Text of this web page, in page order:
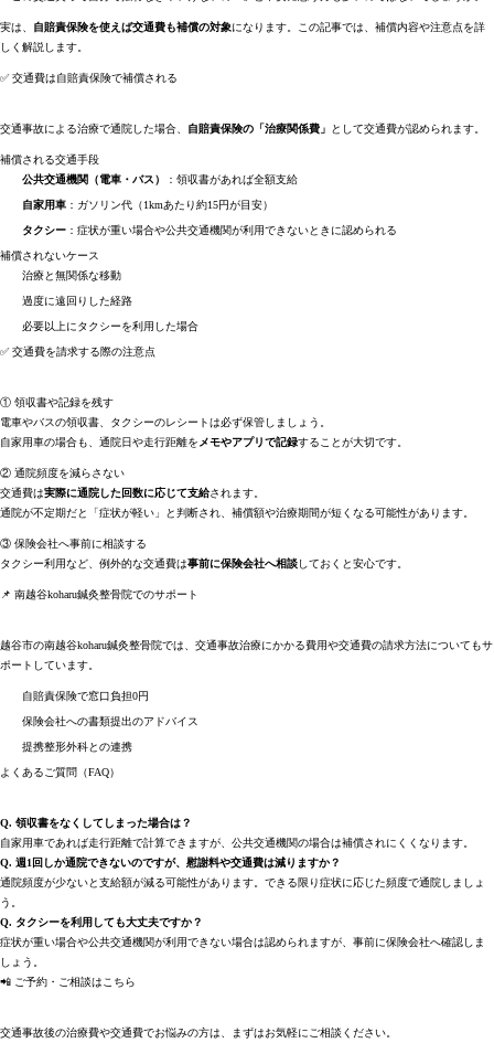
実は、 自賠責保険を使えば交通費も補償の対象になります。この記事では、補償内容や注意点を詳
しく解説します。
✅ 交通費は自賠責保険で補償される
交通事故による治療で通院した場合、 自賠責保険の「治療関係費」 として交通費が認められます。
補償される交通手段
公共交通機関（電車・バス）
：領収書があれば全額支給
自家用車 ：ガソリン代（1kmあたり約15円が目安）
タクシー ：症状が重い場合や公共交通機関が利用できないときに認められる
補償されないケース
治療と無関係な移動
過度に遠回りした経路
必要以上にタクシーを利用した場合
✅ 交通費を請求する際の注意点
① 領収書や記録を残す
電車やバスの領収書、タクシーのレシートは必ず保管しましょう。
自家用車の場合も、通院日や走行距離を メモやアプリで記録することが大切です。
② 通院頻度を減らさない
交通費は実際に通院した回数に応じて支給されます。
通院が不定期だと「症状が軽い」と判断され、補償額や治療期間が短くなる可能性があります。
③ 保険会社へ事前に相談する
タクシー利用など、例外的な交通費は事前に保険会社へ相談しておくと安心です。
📌 南越谷koharu鍼灸整骨院でのサポート
越谷市の南越谷koharu鍼灸整骨院では、交通事故治療にかかる費用や交通費の請求方法についてもサ
ポートしています。
自賠責保険で窓口負担0円
保険会社への書類提出のアドバイス
提携整形外科との連携
よくあるご質問（FAQ）
Q. 領収書をなくしてしまった場合は？
自家用車であれば走行距離で計算できますが、公共交通機関の場合は補償されにくくなります。
Q. 週1回しか通院できないのですが、慰謝料や交通費は減りますか？
通院頻度が少ないと支給額が減る可能性があります。できる限り症状に応じた頻度で通院しましょ
う。
Q. タクシーを利用しても大丈夫ですか？
症状が重い場合や公共交通機関が利用できない場合は認められますが、事前に保険会社へ確認しま
しょう。
📲 ご予約・ご相談はこちら
交通事故後の治療費や交通費でお悩みの方は、まずはお気軽にご相談ください。